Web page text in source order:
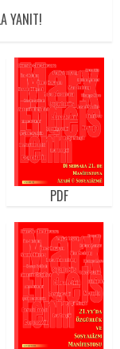
YANIT!
PDF